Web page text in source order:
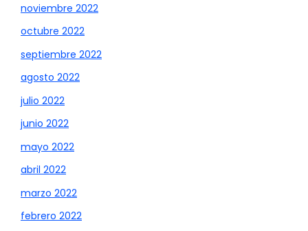
noviembre 2022
octubre 2022
septiembre 2022
agosto 2022
julio 2022
junio 2022
mayo 2022
abril 2022
marzo 2022
febrero 2022